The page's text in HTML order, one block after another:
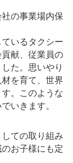
の事業場内保
いるタクシー
献、従業員の
た。 思いやり
を育て、世界
。 このような
いきます。
ての取り組み
お子様にも定